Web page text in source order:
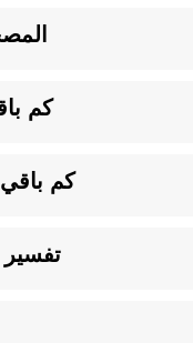
كم
كم
تفسير